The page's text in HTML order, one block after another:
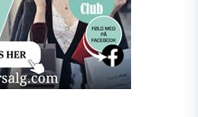
opfordrer til at lytte, når